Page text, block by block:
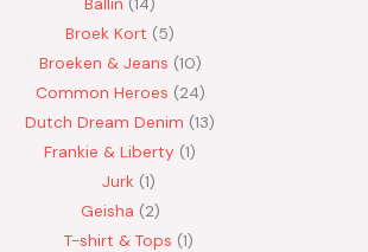
Broek Kort 5
Broeken & Jeans 10
Common Heroes 24
Dutch Dream Denim 13
Frankie & Liberty 1
Jurk 1
Geisha 2
T-shirt & Tops 1